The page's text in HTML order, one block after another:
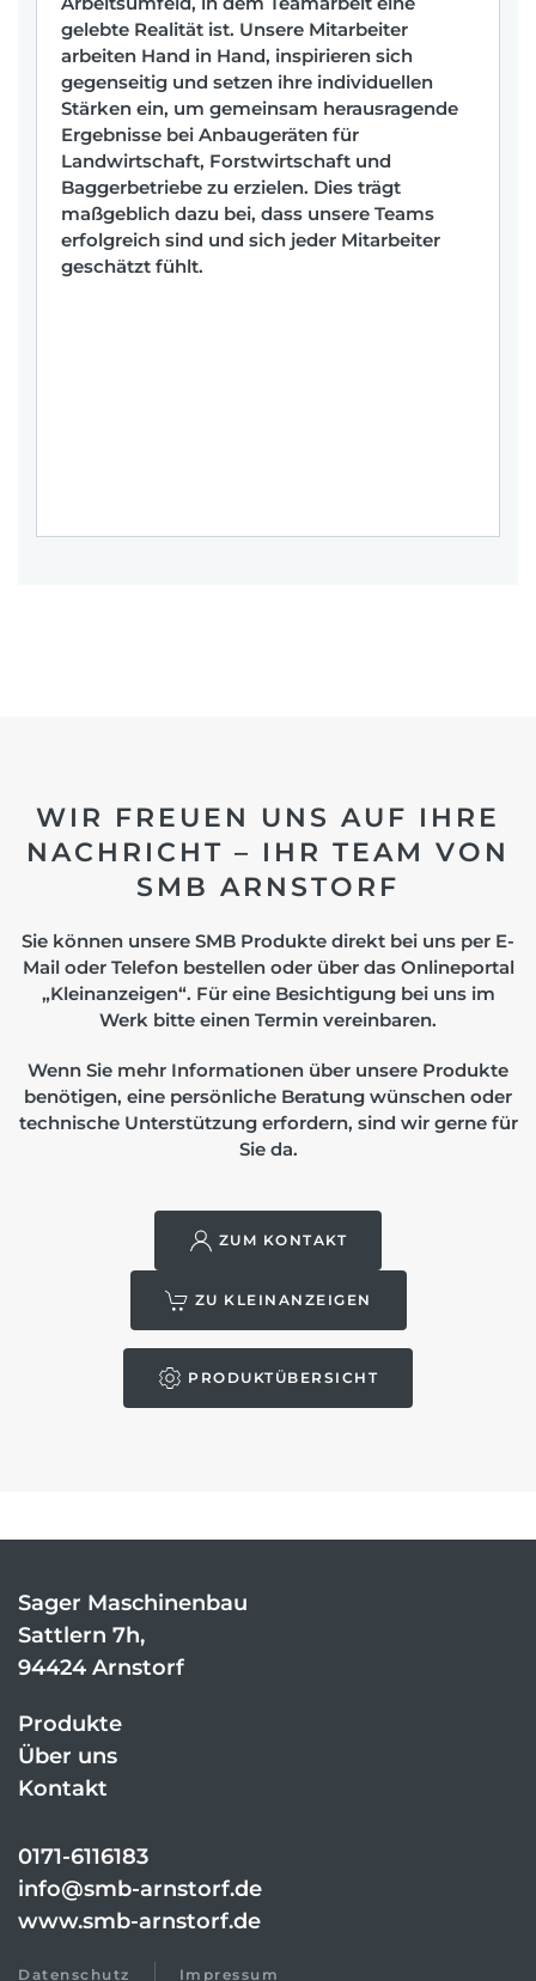
gelebte Realität ist. Unsere Mitarbeiter
arbeiten Hand in Hand, inspirieren sich
gegenseitig und setzen ihre individuellen
Stärken ein, um gemeinsam herausragende
Ergebnisse bei Anbaugeräten für
Landwirtschaft, Forstwirtschaft und
Baggerbetriebe zu erzielen. Dies trägt
maßgeblich dazu bei, dass unsere Teams
erfolgreich sind und sich jeder Mitarbeiter
geschätzt fühlt.
WIR FREUEN UNS AUF IHRE
NACHRICHT – IHR TEAM VON
SMB ARNSTORF
Sie können unsere SMB Produkte direkt bei uns per E-
Mail oder Telefon bestellen oder über das Onlineportal
„Kleinanzeigen“. Für eine Besichtigung bei uns im
Werk bitte einen Termin vereinbaren.
Wenn Sie mehr Informationen über unsere Produkte
benötigen, eine persönliche Beratung wünschen oder
technische Unterstützung erfordern, sind wir gerne für
Sie da.
ZUM KONTAKT
ZU KLEINANZEIGEN
PRODUKTÜBERSICHT
Sager Maschinenbau
Sattlern 7h,
94424 Arnstorf
Produkte
Über uns
Kontakt
0171-6116183
info@smb-arnstorf.de
www.smb-arnstorf.de
Datenschutz Impressum